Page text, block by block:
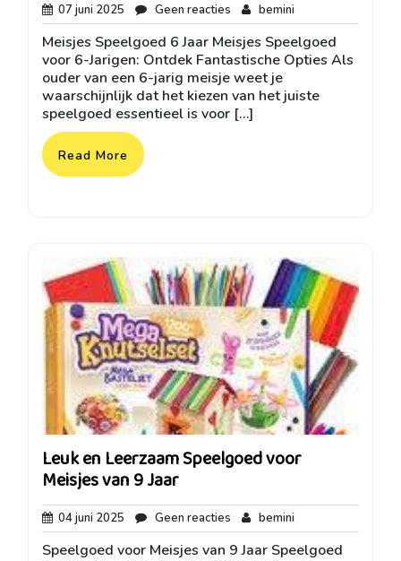
07 juni 2025 07
juni
2025
Geen reacties Geen
reacties
bemini
Meisjes Speelgoed 6 Jaar Meisjes Speelgoed
voor 6-Jarigen: Ontdek Fantastische Opties Als
ouder van een 6-jarig meisje weet je
waarschijnlijk dat het kiezen van het juiste
speelgoed essentieel is voor […]
Read More
Leuk en Leerzaam Speelgoed voor
Meisjes van 9 Jaar
04 juni 2025 04
juni
2025
Geen reacties Geen
reacties
bemini
Speelgoed voor Meisjes van 9 Jaar Speelgoed